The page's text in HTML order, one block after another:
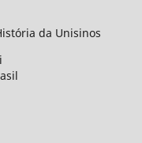
da Unisinos